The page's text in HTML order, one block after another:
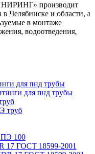
производит
Челябинске и области, а
в монтаже
водоотведения,
для пнд трубы
17 ГОСТ 18599-2001